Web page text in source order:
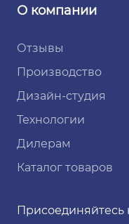
О компании
Отзывы
Производство
Дизайн-студия
Технологии
Дилерам
Каталог товаров
Присоединяйтесь